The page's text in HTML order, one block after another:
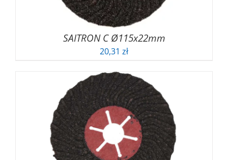
SAITRON C Ø115x22mm
20,31 zł